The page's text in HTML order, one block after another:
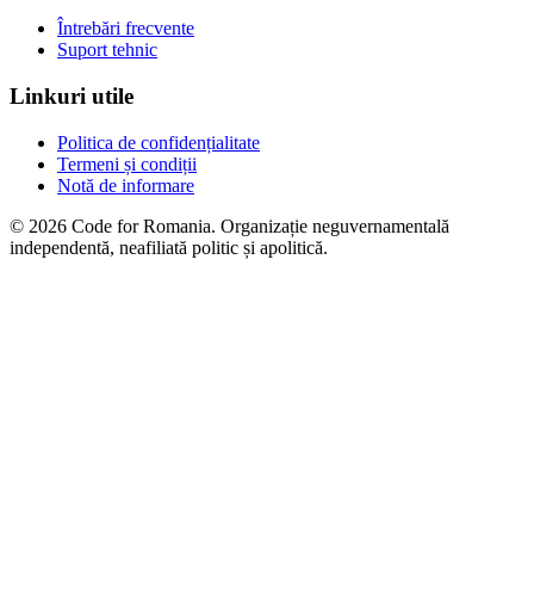
Întrebări frecvente
Suport tehnic
Linkuri utile
Politica de confidențialitate
Termeni și condiții
Notă de informare
© 2026 Code for Romania. Organizație neguvernamentală
independentă, neafiliată politic și apolitică.